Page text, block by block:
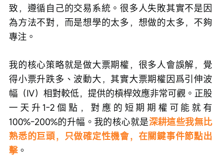
致，遵循自己的交易系統。很多人失敗其實不是因
為方法不對，而是想學的太多，想做的太多，不夠
專注。
我的核心策略就是做大票期權，很多人會誤解，覺
得小票升跌多、波動大，其實大票期權因爲引伸波
幅（IV）相對較低，提供的槓桿效應非常可觀。正股
一天升1-2個點，對應的短期期權可能就有
100%-200%的升幅。我的核心就是深耕這些我無比
熟悉的巨頭，只做確定性機會，在關鍵事件節點出
擊。